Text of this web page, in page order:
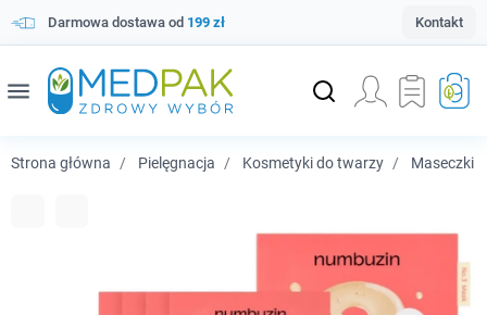
Darmowa dostawa od 199 zł Kontakt
menu
Strona główna Pielęgnacja Kosmetyki do twarzy Maseczki i